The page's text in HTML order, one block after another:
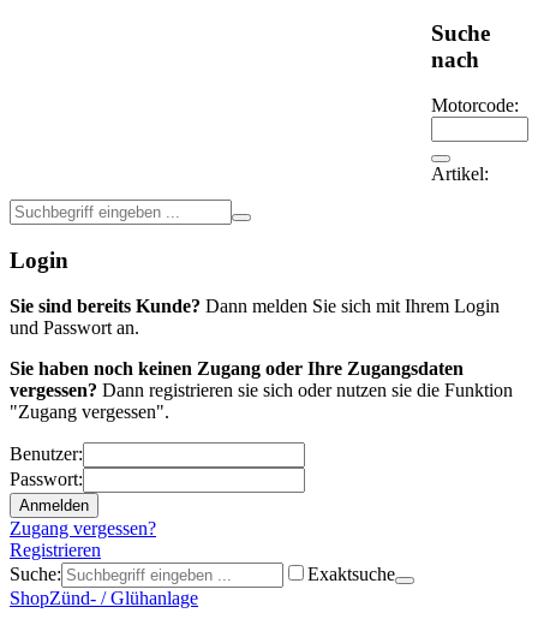
Suche
nach
Motorcode:
Artikel:
Login
Sie sind bereits Kunde? Dann melden Sie sich mit Ihrem Login
und Passwort an.
Sie haben noch keinen Zugang oder Ihre Zugangsdaten
vergessen? Dann registrieren sie sich oder nutzen sie die Funktion
"Zugang vergessen".
Benutzer:
Passwort:
Zugang vergessen?
Registrieren
Suche:
Exaktsuche
ShopZünd- / Glühanlage